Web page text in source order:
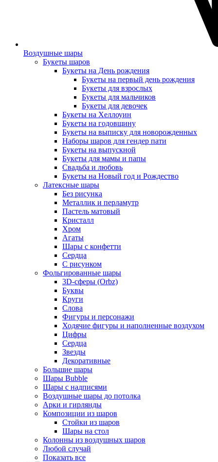
Воздушные шары
Букеты шаров
Букеты на День рождения
Букеты на первый день рождения
Букеты для взрослых
Букеты для мальчиков
Букеты для девочек
Букеты на Хеллоуин
Букеты на годовщину
Букеты на выписку для новорожденных
Наборы шаров для гендер пати
Букеты на выпускной
Букеты для мамы и папы
Свадьба и любовь
Букеты на Новый год и Рождество
Латексные шары
Без рисунка
Металлик и перламутр
Пастель матовый
Кристалл
Хром
Агаты
Шары с конфетти
Сердца
С рисунком
Фольгированные шары
3D-сферы (Orbz)
Буквы
Круги
Слова
Фигуры и персонажи
Ходячие фигуры и наполненные воздухом
Цифры
Сердца
Звезды
Декоративные
Большие шары
Шары Bubble
Шары с надписями
Воздушные шары до потолка
Арки и гирлянды
Композиции из шаров
Стойки из шаров
Шары на стол
Колонны из воздушных шаров
Любой случай
Показать все